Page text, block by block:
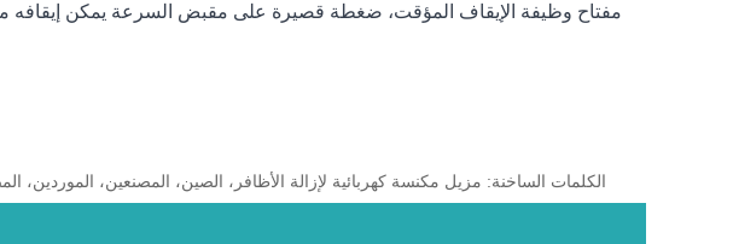
مفتاح وظيفة الإيقاف المؤقت، ضغطة قصيرة على مقبض السرعة يمكن إيقافه
الكلمات الساخنة: مزيل مكنسة كهربائية لإزالة الأظافر، الصين، المصنعين،